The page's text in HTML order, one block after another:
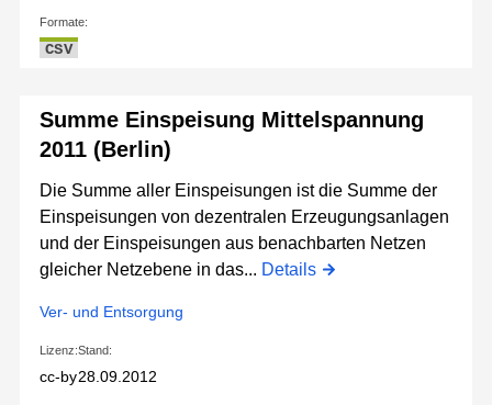
Formate:
CSV
Summe Einspeisung Mittelspannung
2011 (Berlin)
Die Summe aller Einspeisungen ist die Summe der
Einspeisungen von dezentralen Erzeugungsanlagen
und der Einspeisungen aus benachbarten Netzen
gleicher Netzebene in das... Details
Ver- und Entsorgung
Lizenz:
cc-by
Stand:
28.09.2012